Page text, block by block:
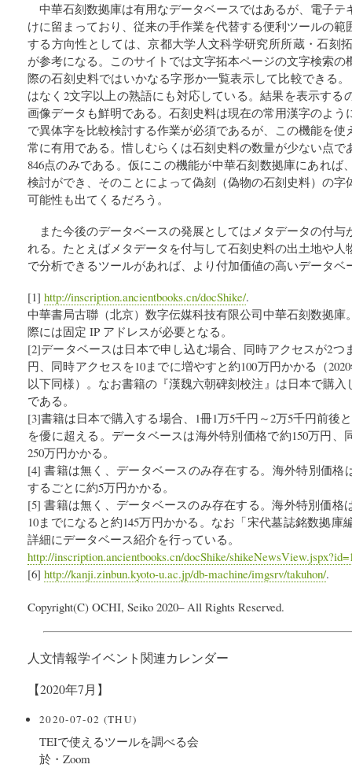
中華石刻数拠庫は有用なデータベースではあるが、電子テ
けに留まっており、従来の手作業を代替する便利ツールの
する方向性としては、京都大学人文科学研究所所蔵・石刻
が参考になる。このサイトでは文字拓本ページの文字検索
際の石刻史料ではいかなる字形か一覧表示して比較できる
はなく2文字以上の熟語にも対応している。結果を表示する
画像データも鮮明である。石刻史料は現在の常用漢字のよ
で異体字を比較検討する作業が必須であるが、この機能を
常に有用である。惜しむらくは石刻史料の数量が少ない点で
846点のみである。仮にこの機能が中華石刻数拠庫にあれば
検討ができ、そのことによって偽刻（偽物の石刻史料）の字
可能性も出てくるだろう。
また今後のデータベースの発展としてはメタデータの付
れる。たとえばメタデータを付与して石刻史料の出土地や人
で分析できるツールがあれば、より付加価値の高いデータベ
[1] http://inscription.ancientbooks.cn/docShike/.
中華書局古聯（北京）数字伝媒科技有限公司中華石刻数拠庫
際には固定 IP アドレスが必要となる。
[2]データベースは日本で申し込む場合、同時アクセスが2つ
円、同時アクセスを10までに増やすと約100万円かかる（
以下同様）。なお書籍の『漢魏六朝碑刻校注』は日本で購入
である。
[3]書籍は日本で購入する場合、1冊1万5千円～2万5千円前後
を優に超える。データベースは海外特別価格で約150万円、
250万円かかる。
[4] 書籍は無く、データベースのみ存在する。海外特別価格
するごとに約5万円かかる。
[5] 書籍は無く、データベースのみ存在する。海外特別価格
10までになると約145万円かかる。なお「宋代墓誌銘数拠庫
詳細にデータベース紹介を行っている。
http://inscription.ancientbooks.cn/docShike/
[6] http://kanji.zinbun.kyoto-u.ac.jp/db-machine/imgsrv/takuhon/.
Copyright(C) OCHI, Seiko 2020– All Rights Reserved.
人文情報学イベント関連カレンダー
【2020年7月】
2020-07-02 (THU)
TEIで使えるツールを調べる会
於・Zoom